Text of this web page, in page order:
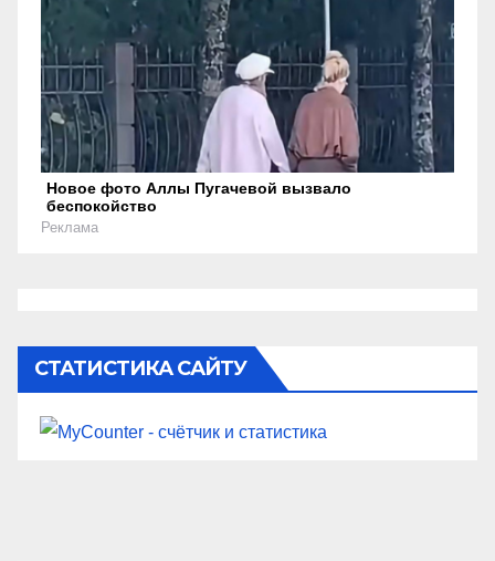
Новое фото Аллы Пугачевой вызвало
беспокойство
Реклама
СТАТИСТИКА САЙТУ